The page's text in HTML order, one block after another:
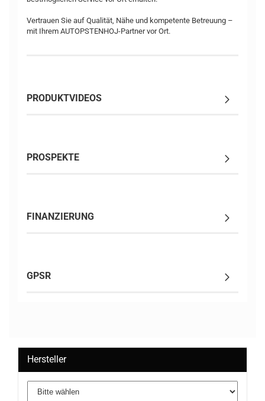
Vertrauen Sie auf Qualität, Nähe und kompetente Betreuung –
mit Ihrem AUTOPSTENHOJ-Partner vor Ort.
PRODUKTVIDEOS
PROSPEKTE
FINANZIERUNG
GPSR
Hersteller